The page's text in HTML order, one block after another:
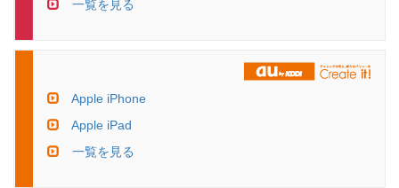
一覧を見る
Apple iPhone
Apple iPad
一覧を見る